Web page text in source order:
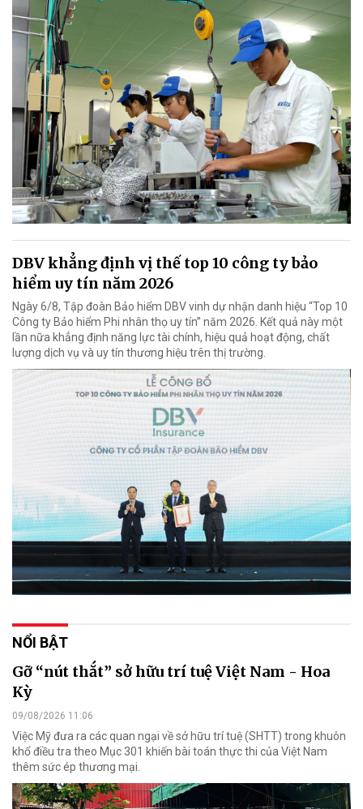
DBV khẳng định vị thế top 10 công ty bảo
hiểm uy tín năm 2026
Ngày 6/8, Tập đoàn Bảo hiểm DBV vinh dự nhận danh hiệu “Top 10
Công ty Bảo hiểm Phi nhân thọ uy tín” năm 2026. Kết quả này một
lần nữa khẳng định năng lực tài chính, hiệu quả hoạt động, chất
lượng dịch vụ và uy tín thương hiệu trên thị trường.
NỔI BẬT
Gỡ “nút thắt” sở hữu trí tuệ Việt Nam - Hoa
Kỳ
09/08/2026 11:06
Việc Mỹ đưa ra các quan ngại về sở hữu trí tuệ (SHTT) trong khuôn
khổ điều tra theo Mục 301 khiến bài toán thực thi của Việt Nam
thêm sức ép thương mại.